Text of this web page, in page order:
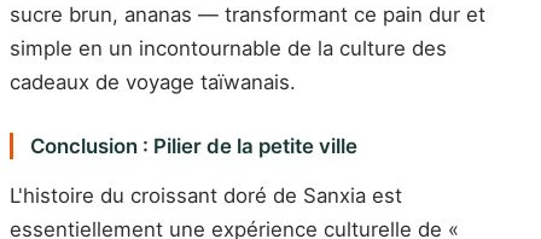
sucre brun, ananas — transformant ce pain dur et
simple en un incontournable de la culture des
cadeaux de voyage taïwanais.
Conclusion : Pilier de la petite ville
L'histoire du croissant doré de Sanxia est
essentiellement une expérience culturelle de «